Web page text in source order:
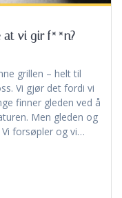
at vi gir f**n?
grillen – helt til
Vi gjør det fordi vi
finner gleden ved å
Men gleden og
forsøpler og vi…